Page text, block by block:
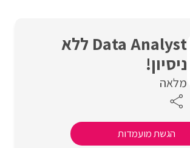
Data Analyst ללא
ניסיון!
מלאה
הגשת מועמדות